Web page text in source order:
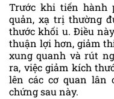
Trước khi tiến hành
quản, xạ trị thường
thước khối u. Điều
thuận lợi hơn, giảm
xung quanh và rút
ra, việc giảm kích
lên các cơ quan lân
chứng sau này.